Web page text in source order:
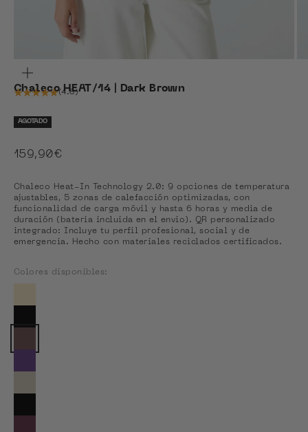
Chaleco HEAT/14 | Dark Brown
(4.8)
AGOTADO
Precio de oferta
159,90€
Chaleco Heat-In Technology 2.0: 9 opciones de temperatura
ajustables, 5 zonas de calefacción optimizadas, con
funcionalidad de carga móvil y hasta 6 horas y media de
duración (bateria incluida en el envio). QR personalizado
integrado: Incluye tu perfil profesional, social y de
emergencia. Hecho con materiales reciclados certificados.
Colores disponibles: